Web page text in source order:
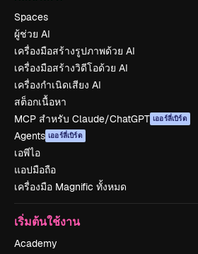
Spaces
ผู้ช่วย AI
เครื่องมือสร้างรูปภาพด้วย AI
เครื่องมือสร้างวิดีโอด้วย AI
เครื่องกำเนิดเสียง AI
สต็อกเนื้อหา
MCP สำหรับ Claude/ChatGPT เออร์ลี่เบิร์ด
Agents เออร์ลี่เบิร์ด
เอพีไอ
แอปมือถือ
เครื่องมือ Magnific ทั้งหมด
เริ่มต้นใช้งาน
Academy